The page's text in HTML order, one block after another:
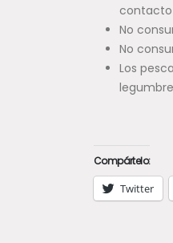
contacto
No
No
Los
Compártelo:
Twitter